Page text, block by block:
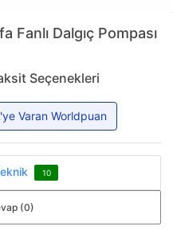
Fanlı Dalgıç Pompası
Seçenekleri
Varan Worldpuan
10
(0)